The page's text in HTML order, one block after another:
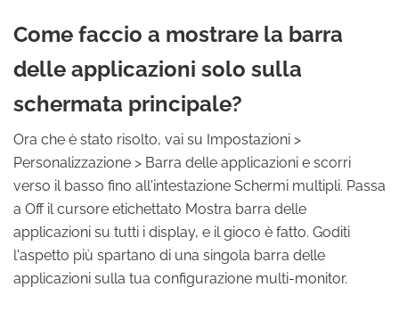
Come faccio a mostrare la barra
delle applicazioni solo sulla
schermata principale?
Ora che è stato risolto, vai su Impostazioni >
Personalizzazione > Barra delle applicazioni e scorri
verso il basso fino all'intestazione Schermi multipli. Passa
a Off il cursore etichettato Mostra barra delle
applicazioni su tutti i display, e il gioco è fatto. Goditi
l'aspetto più spartano di una singola barra delle
applicazioni sulla tua configurazione multi-monitor.